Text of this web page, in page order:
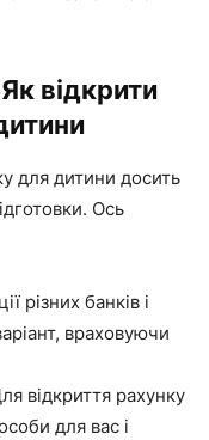
відкрити
для дитини досить
Ось
різних банків і
враховуючи
відкриття рахунку
для вас і